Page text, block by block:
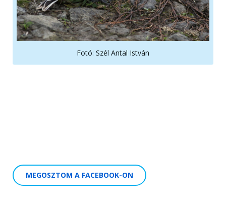
Fotó: Szél Antal István
MEGOSZTOM A FACEBOOK-ON